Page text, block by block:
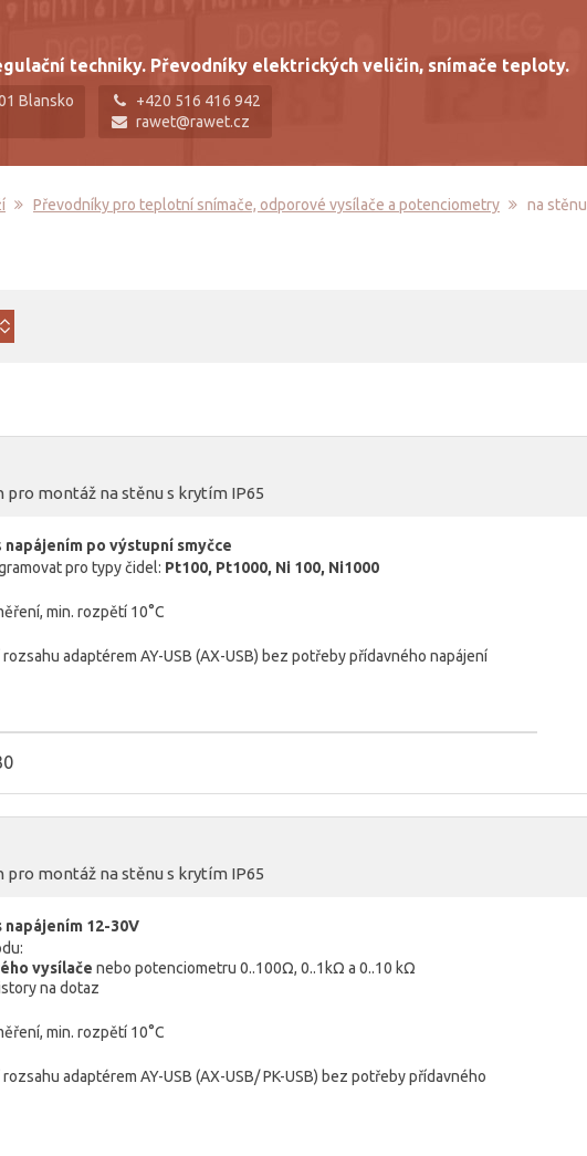
techniky. Převodníky elektrických veličin, snímače teploty.
Blansko
+420 516 416 942
rawet@rawet.cz
Převodníky pro teplotní snímače, odporové vysílače a potenciometry na stěnu
montáž na stěnu s krytím IP65
napájením po výstupní smyčce
pro typy čidel: Pt100, Pt1000, Ni 100, Ni1000
min. rozpětí 10°C
adaptérem AY-USB (AX-USB) bez potřeby přídavného napájení
montáž na stěnu s krytím IP65
napájením 12-30V
vysílače nebo potenciometru 0..100Ω, 0..1kΩ a 0..10 kΩ
na dotaz
min. rozpětí 10°C
adaptérem AY-USB (AX-USB/ PK-USB) bez potřeby přídavného